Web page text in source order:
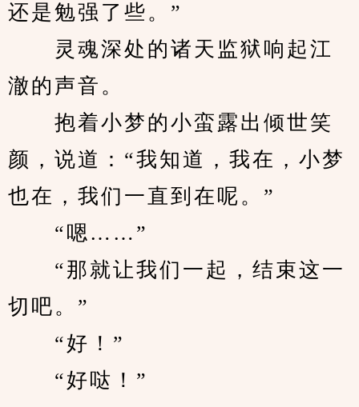
还是勉强了些。”
灵魂深处的诸天监狱响起江
澈的声音。
抱着小梦的小蛮露出倾世笑
颜，说道：“我知道，我在，小梦
也在，我们一直到在呢。”
“嗯……”
“那就让我们一起，结束这一
切吧。”
“好！”
“好哒！”